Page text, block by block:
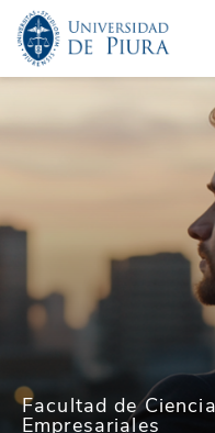
Facultad de
Empresariales